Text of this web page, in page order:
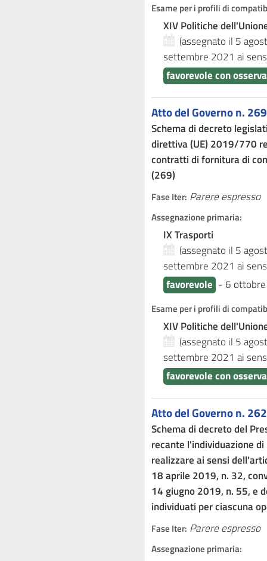
Esame per i profili di
XIV Politiche
(assegnato il 5
settembre 2021 ai
favorevole con
Atto del Governo n. 269
Schema di decreto
direttiva (UE) 2019/770
contratti di fornitura di
(269)
Fase Iter: Parere espresso
Assegnazione primaria:
IX Trasporti
(assegnato il 5
settembre 2021 ai
favorevole - 6
Esame per i profili di
XIV Politiche
(assegnato il 5
settembre 2021 ai
favorevole con
Atto del Governo n. 262
Schema di decreto del
recante l'individuazione
realizzare ai sensi
18 aprile 2019, n. 32,
14 giugno 2019, n. 55, e
individuati per ciascuna
Fase Iter: Parere espresso
Assegnazione primaria: